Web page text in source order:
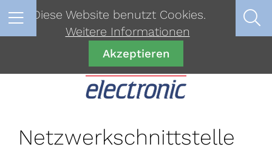
Netzwerkschnittstelle
Diese Website benutzt Cookies.
Weitere Informationen
Akzeptieren